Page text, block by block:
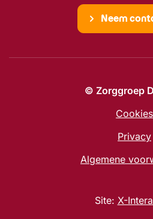
Neem
© Zorggroep
Cookies
Privacy
Algemene
Site: X-